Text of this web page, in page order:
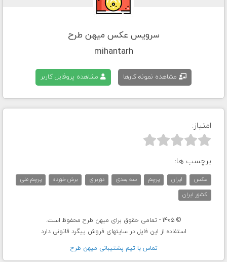
سرویس عکس میهن طرح
mihantarh
مشاهده نمونه کارها مشاهده پروفایل کاربر
امتیاز:



برچسب ها:
عکس ایران پرچم سه بعدی دوربری برش خورده
پرچم ملی
کشور ایران
© 1405 - تمامی حقوق برای میهن طرح محفوظ است.
استفاده از این فایل در سایتهای فروش پیگرد قانونی دارد
تماس با تيم پشتيبانی ميهن طرح